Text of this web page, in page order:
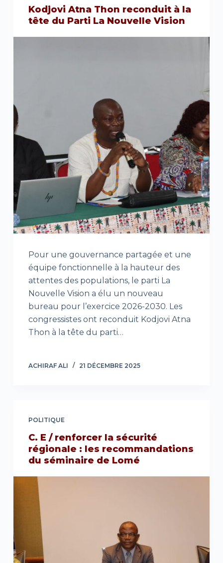
Kodjovi Atna Thon reconduit à la
tête du Parti La Nouvelle Vision
Pour une gouvernance partagée et une
équipe fonctionnelle à la hauteur des
attentes des populations, le parti La
Nouvelle Vision a élu un nouveau
bureau pour l’exercice 2026-2030. Les
congressistes ont reconduit Kodjovi Atna
Thon à la tête du parti…
ACHIRAF ALI 21 DÉCEMBRE 2025
POLITIQUE
C. E / renforcer la sécurité
régionale : les recommandations
du séminaire de Lomé